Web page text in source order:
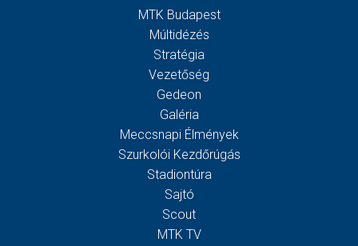
MTK Budapest
Múltidézés
Stratégia
Vezetőség
Gedeon
Galéria
Meccsnapi Élmények
Szurkolói Kezdőrúgás
Stadiontúra
Sajtó
Scout
MTK TV